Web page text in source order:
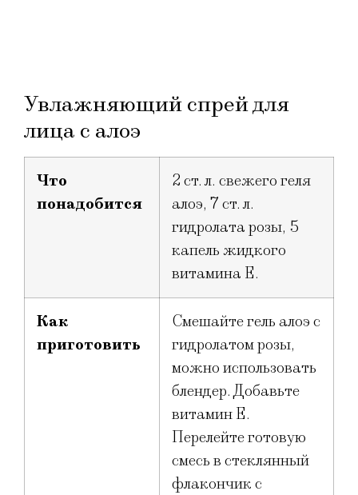
Увлажняющий спрей для
лица с алоэ
Что
понадобится
2 ст. л. свежего геля
алоэ, 7 ст. л.
гидролата розы, 5
капель жидкого
витамина Е.
Как
приготовить
Смешайте гель алоэ с
гидролатом розы,
можно использовать
блендер. Добавьте
витамин E.
Перелейте готовую
смесь в стеклянный
флакончик с